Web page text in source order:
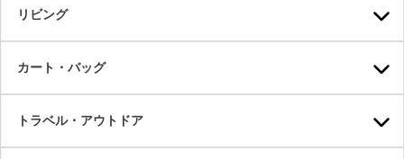
リビング
カート・バッグ
トラベル・アウトドア